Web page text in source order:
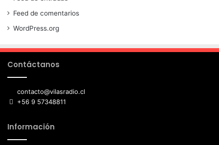
Feed de comentarios
WordPress.org
Contáctanos
contacto@vilasradio.cl
+56 9 57348811
Información